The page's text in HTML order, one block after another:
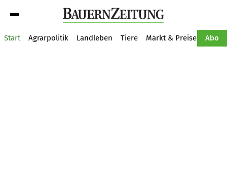
Start Agrarpolitik Landleben Tiere Markt & Preise Abo